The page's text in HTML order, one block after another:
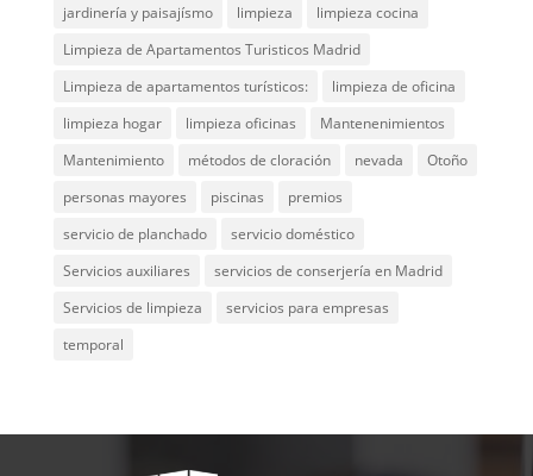
jardinería y paisajísmo
limpieza
limpieza cocina
Limpieza de Apartamentos Turisticos Madrid
Limpieza de apartamentos turísticos:
limpieza de oficina
limpieza hogar
limpieza oficinas
Mantenenimientos
Mantenimiento
métodos de cloración nevada
Otoño
personas mayores
piscinas
premios
servicio de planchado
servicio doméstico
Servicios auxiliares
servicios de conserjería en Madrid
Servicios de limpieza
servicios para empresas
temporal